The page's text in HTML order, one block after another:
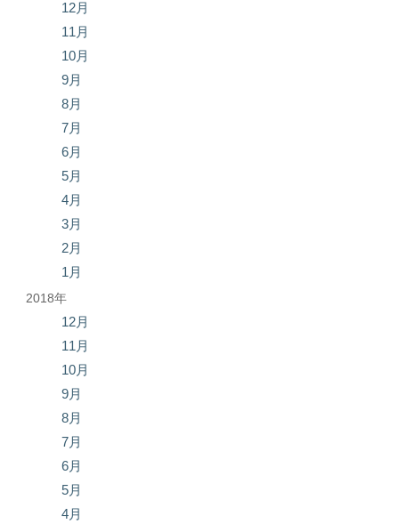
12月
11月
10月
9月
8月
7月
6月
5月
4月
3月
2月
1月
2018年
12月
11月
10月
9月
8月
7月
6月
5月
4月